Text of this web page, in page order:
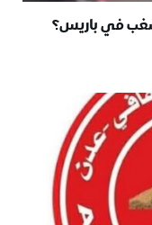
شغب في باريس؟